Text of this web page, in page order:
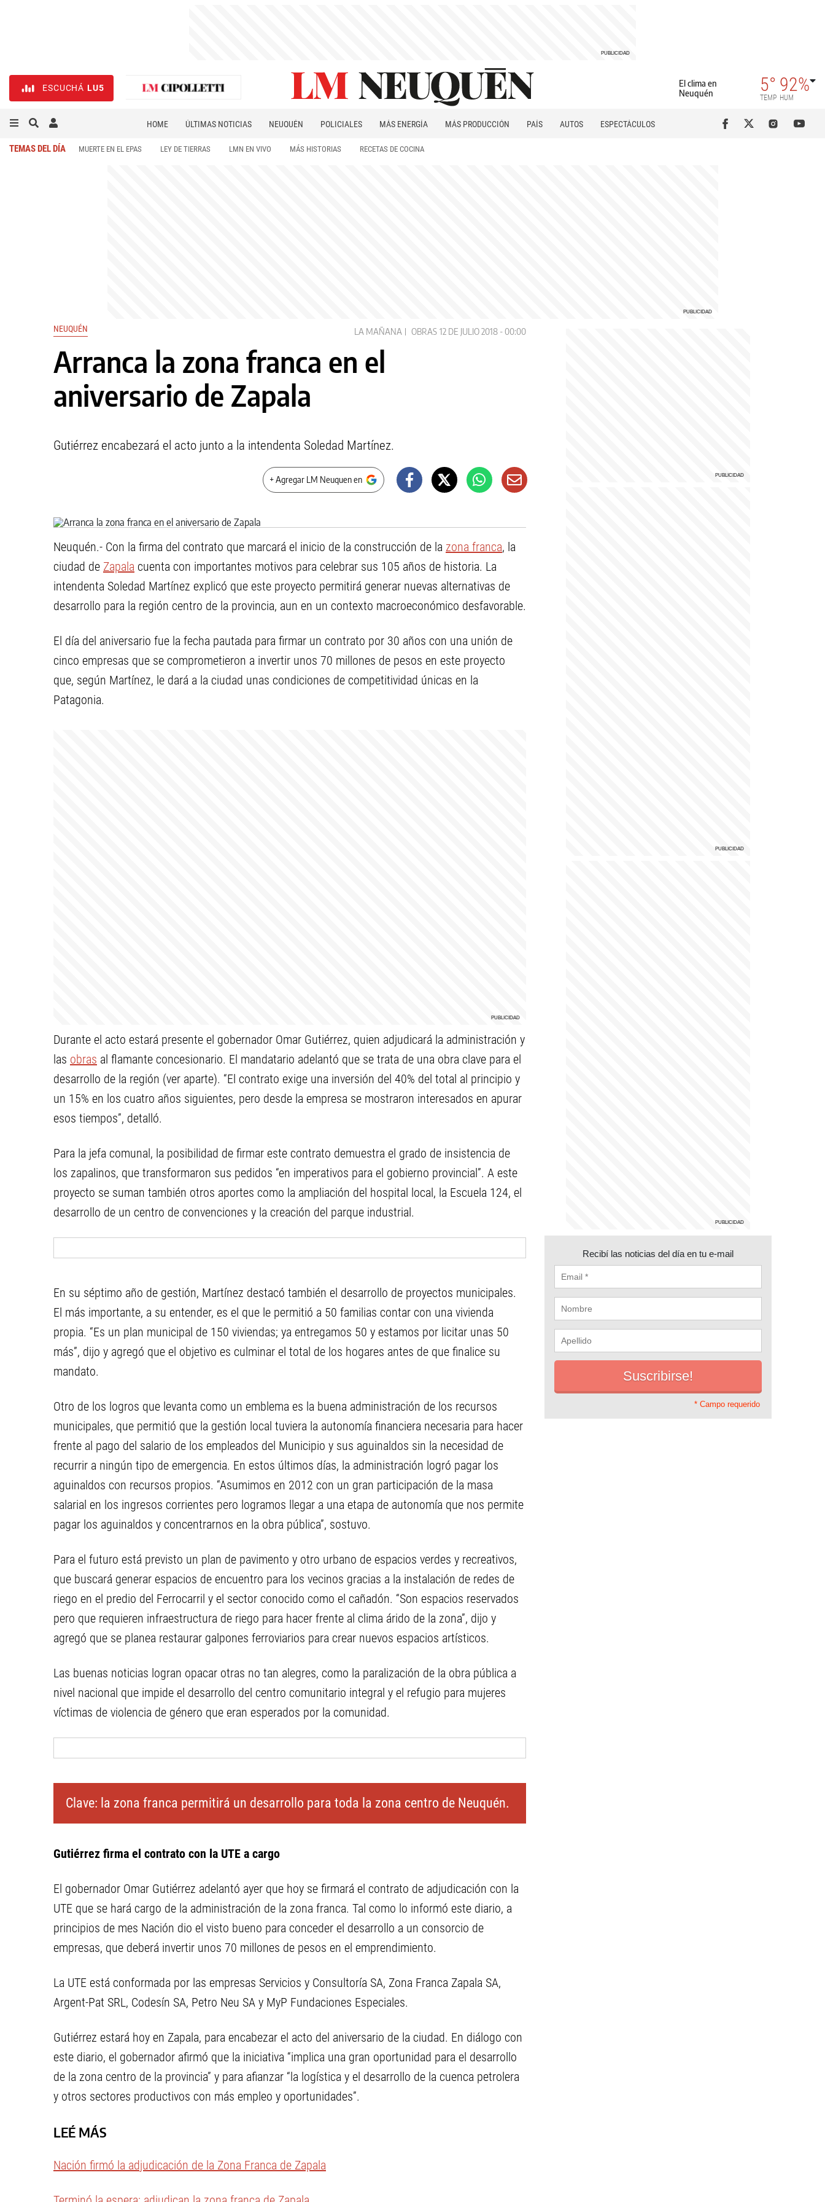
ESCUCHÁ LU5
El clima en
Neuquén
5°
TEMP
92%
HUM
HOME ÚLTIMAS NOTICIAS NEUQUÉN POLICIALES MÁS ENERGÍA MÁS PRODUCCIÓN PAÍS AUTOS
ESPECTÁCULOS
TEMAS DEL DÍA MUERTE EN EL EPAS LEY DE TIERRAS LMN EN VIVO MÁS HISTORIAS RECETAS DE COCINA
NEUQUÉN LA MAÑANA OBRAS 12 DE JULIO 2018 - 00:00
Arranca la zona franca en el
aniversario de Zapala
Gutiérrez encabezará el acto junto a la intendenta Soledad Martínez.
+ Agregar LM Neuquen en
Neuquén.- Con la firma del contrato que marcará el inicio de la construcción de la zona franca, la
ciudad de Zapala cuenta con importantes motivos para celebrar sus 105 años de historia. La
intendenta Soledad Martínez explicó que este proyecto permitirá generar nuevas alternativas de
desarrollo para la región centro de la provincia, aun en un contexto macroeconómico desfavorable.
El día del aniversario fue la fecha pautada para firmar un contrato por 30 años con una unión de
cinco empresas que se comprometieron a invertir unos 70 millones de pesos en este proyecto
que, según Martínez, le dará a la ciudad unas condiciones de competitividad únicas en la
Patagonia.
Durante el acto estará presente el gobernador Omar Gutiérrez, quien adjudicará la administración y
las obras al flamante concesionario. El mandatario adelantó que se trata de una obra clave para el
desarrollo de la región (ver aparte). “El contrato exige una inversión del 40% del total al principio y
un 15% en los cuatro años siguientes, pero desde la empresa se mostraron interesados en apurar
esos tiempos”, detalló.
Para la jefa comunal, la posibilidad de firmar este contrato demuestra el grado de insistencia de
los zapalinos, que transformaron sus pedidos “en imperativos para el gobierno provincial”. A este
proyecto se suman también otros aportes como la ampliación del hospital local, la Escuela 124, el
desarrollo de un centro de convenciones y la creación del parque industrial.
En su séptimo año de gestión, Martínez destacó también el desarrollo de proyectos municipales.
El más importante, a su entender, es el que le permitió a 50 familias contar con una vivienda
propia. “Es un plan municipal de 150 viviendas; ya entregamos 50 y estamos por licitar unas 50
más”, dijo y agregó que el objetivo es culminar el total de los hogares antes de que finalice su
mandato.
Otro de los logros que levanta como un emblema es la buena administración de los recursos
municipales, que permitió que la gestión local tuviera la autonomía financiera necesaria para hacer
frente al pago del salario de los empleados del Municipio y sus aguinaldos sin la necesidad de
recurrir a ningún tipo de emergencia. En estos últimos días, la administración logró pagar los
aguinaldos con recursos propios. “Asumimos en 2012 con un gran participación de la masa
salarial en los ingresos corrientes pero logramos llegar a una etapa de autonomía que nos permite
pagar los aguinaldos y concentrarnos en la obra pública”, sostuvo.
Para el futuro está previsto un plan de pavimento y otro urbano de espacios verdes y recreativos,
que buscará generar espacios de encuentro para los vecinos gracias a la instalación de redes de
riego en el predio del Ferrocarril y el sector conocido como el cañadón. “Son espacios reservados
pero que requieren infraestructura de riego para hacer frente al clima árido de la zona”, dijo y
agregó que se planea restaurar galpones ferroviarios para crear nuevos espacios artísticos.
Las buenas noticias logran opacar otras no tan alegres, como la paralización de la obra pública a
nivel nacional que impide el desarrollo del centro comunitario integral y el refugio para mujeres
víctimas de violencia de género que eran esperados por la comunidad.
Clave: la zona franca permitirá un desarrollo para toda la zona centro de Neuquén.
Gutiérrez firma el contrato con la UTE a cargo
El gobernador Omar Gutiérrez adelantó ayer que hoy se firmará el contrato de adjudicación con la
UTE que se hará cargo de la administración de la zona franca. Tal como lo informó este diario, a
principios de mes Nación dio el visto bueno para conceder el desarrollo a un consorcio de
empresas, que deberá invertir unos 70 millones de pesos en el emprendimiento.
La UTE está conformada por las empresas Servicios y Consultoría SA, Zona Franca Zapala SA,
Argent-Pat SRL, Codesín SA, Petro Neu SA y MyP Fundaciones Especiales.
Gutiérrez estará hoy en Zapala, para encabezar el acto del aniversario de la ciudad. En diálogo con
este diario, el gobernador afirmó que la iniciativa “implica una gran oportunidad para el desarrollo
de la zona centro de la provincia” y para afianzar “la logística y el desarrollo de la cuenca petrolera
y otros sectores productivos con más empleo y oportunidades”.
LEÉ MÁS
Nación firmó la adjudicación de la Zona Franca de Zapala
Recibí las noticias del día en tu e-mail
* Campo requerido